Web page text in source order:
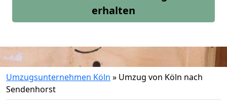
erhalten
Umzugsunternehmen Köln » Umzug von Köln nach
Sendenhorst